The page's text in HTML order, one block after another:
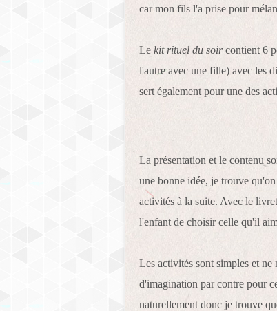
car mon fils l'a prise pour
Le kit rituel du soircontient 6
l'autre avec une fille) avec les
sert également pour une des
La présentation et le contenu
une bonne idée, je trouve
activités à la suite. Avec le
l'enfant de choisir celle qu'il
Les activités sont simples et ne
d'imagination par contre pour
naturellement donc je trouve